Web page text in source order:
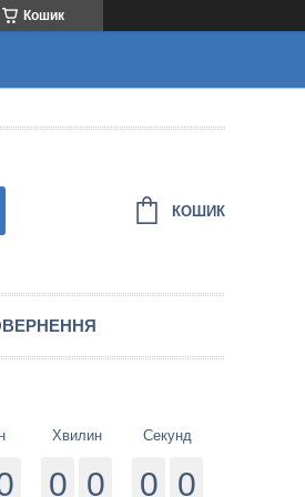
Кошик
КОШИК
Хвилин
0 0
Секунд
0 0